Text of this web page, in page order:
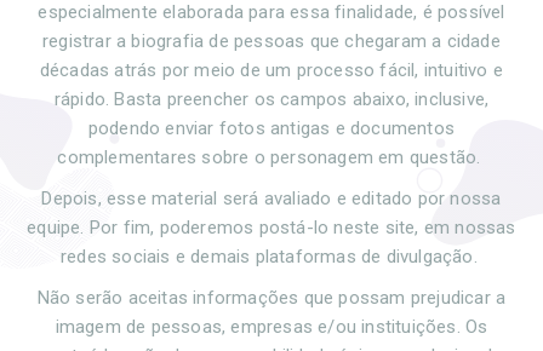
especialmente elaborada para essa finalidade, é possível
registrar a biografia de pessoas que chegaram a cidade
décadas atrás por meio de um processo fácil, intuitivo e
rápido. Basta preencher os campos abaixo, inclusive,
podendo enviar fotos antigas e documentos
complementares sobre o personagem em questão.
Depois, esse material será avaliado e editado por nossa
equipe. Por fim, poderemos postá-lo neste site, em nossas
redes sociais e demais plataformas de divulgação.
Não serão aceitas informações que possam prejudicar a
imagem de pessoas, empresas e/ou instituições. Os